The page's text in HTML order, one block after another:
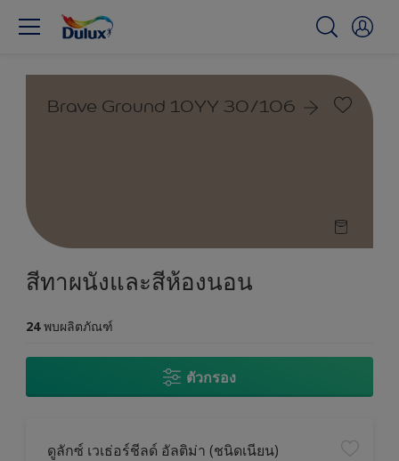
Brave Ground 10YY 30/106
สีทาผนังและสีห้องนอน
24พบผลิตภัณฑ์
ตัวกรอง
ดูลักซ์ เวเธ่อร์ชีลด์ อัลติม่า (ชนิดเนียน)